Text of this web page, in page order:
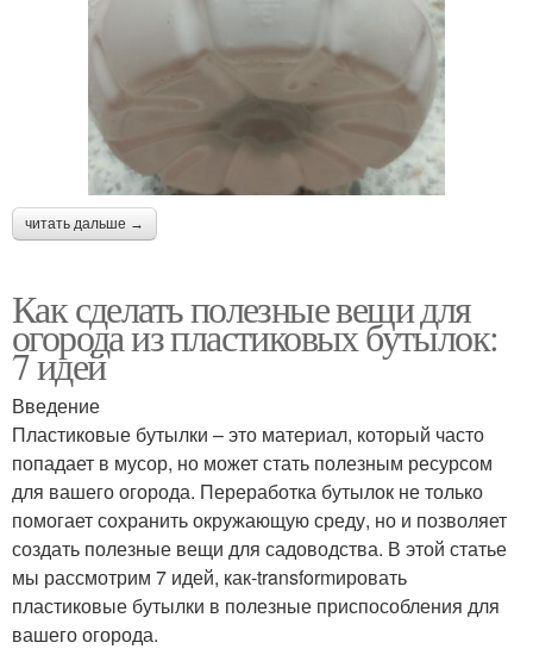
читать дальше →
Как сделать полезные вещи для
огорода из пластиковых бутылок:
7 идей
Введение
Пластиковые бутылки – это материал, который часто
попадает в мусор, но может стать полезным ресурсом
для вашего огорода. Переработка бутылок не только
помогает сохранить окружающую среду, но и позволяет
создать полезные вещи для садоводства. В этой статье
мы рассмотрим 7 идей, как-transformировать
пластиковые бутылки в полезные приспособления для
вашего огорода.